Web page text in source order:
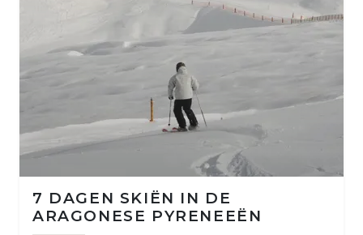
7 DAGEN SKIËN IN DE
ARAGONESE PYRENEEËN